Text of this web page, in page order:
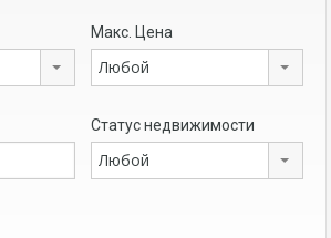
Макс. Цена
Любой
Статус недвижимости
Любой